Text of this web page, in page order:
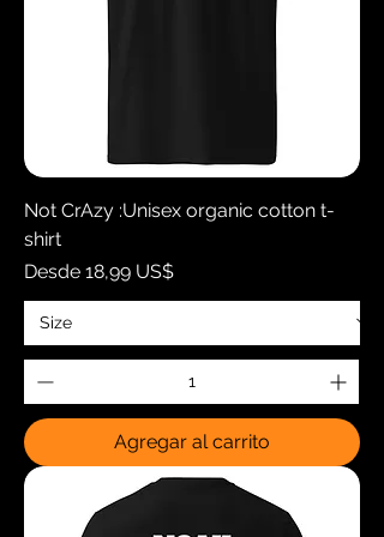
Not CrAzy :Unisex organic cotton t-
shirt
Desde 18,99 US$
Precio de oferta
Agregar al carrito